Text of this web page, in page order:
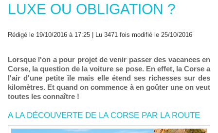
LUXE OU OBLIGATION ?
Rédigé le 19/10/2016 à 17:25 | Lu 3471 fois modifié le 25/10/2016
Lorsque l'on a pour projet de venir passer des vacances en
Corse, la question de la voiture se pose. En effet, la Corse a
l'air d'une petite île mais elle étend ses richesses sur des
kilomètres. Et quand on commence à en goûter une on veut
toutes les connaître !
A LA DÉCOUVERTE DE LA CORSE PAR LA ROUTE